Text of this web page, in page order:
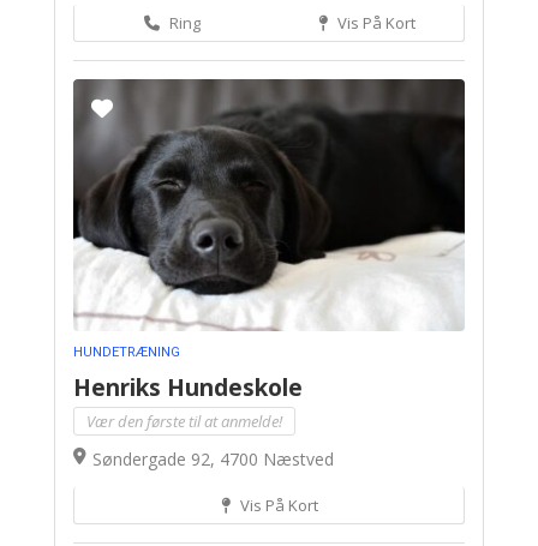
Ring Vis På Kort
HUNDETRÆNING
Henriks Hundeskole
Vær den første til at anmelde!
Søndergade 92, 4700 Næstved
Vis På Kort